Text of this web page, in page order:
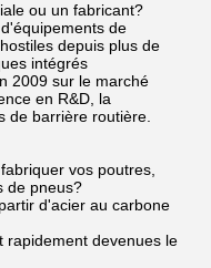
ou un fabricant?
de
depuis plus de
intégrés
2009 sur le marché
en R&D, la
de barrière routière.
vos poutres,
de pneus?
d'acier au carbone
rapidement devenues le